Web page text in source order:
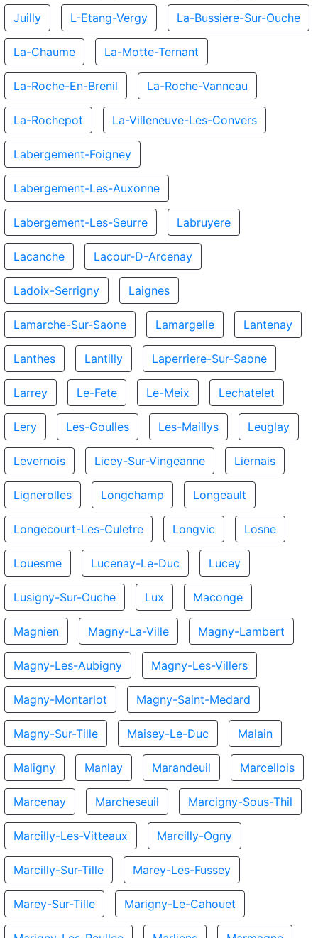
Juilly L-Etang-Vergy La-Bussiere-Sur-Ouche
La-Chaume La-Motte-Ternant
La-Roche-En-Brenil La-Roche-Vanneau
La-Rochepot La-Villeneuve-Les-Convers
Labergement-Foigney
Labergement-Les-Auxonne
Labergement-Les-Seurre Labruyere
Lacanche Lacour-D-Arcenay
Ladoix-Serrigny Laignes
Lamarche-Sur-Saone Lamargelle Lantenay
Lanthes Lantilly Laperriere-Sur-Saone
Larrey Le-Fete Le-Meix Lechatelet
Lery Les-Goulles Les-Maillys Leuglay
Levernois Licey-Sur-Vingeanne Liernais
Lignerolles Longchamp Longeault
Longecourt-Les-Culetre Longvic Losne
Louesme Lucenay-Le-Duc Lucey
Lusigny-Sur-Ouche Lux Maconge
Magnien Magny-La-Ville Magny-Lambert
Magny-Les-Aubigny Magny-Les-Villers
Magny-Montarlot Magny-Saint-Medard
Magny-Sur-Tille Maisey-Le-Duc Malain
Maligny Manlay Marandeuil Marcellois
Marcenay Marcheseuil Marcigny-Sous-Thil
Marcilly-Les-Vitteaux Marcilly-Ogny
Marcilly-Sur-Tille Marey-Les-Fussey
Marey-Sur-Tille Marigny-Le-Cahouet